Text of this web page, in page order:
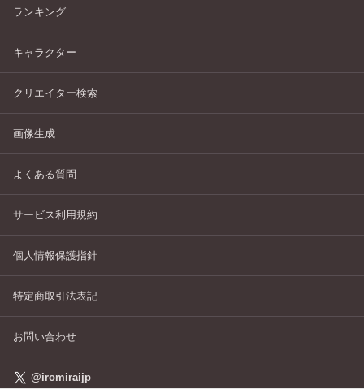
ランキング
キャラクター
クリエイター検索
画像生成
よくある質問
サービス利用規約
個人情報保護指針
特定商取引法表記
お問い合わせ
@iromiraijp